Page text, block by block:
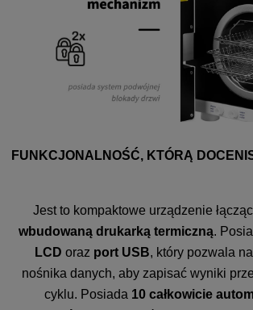
FUNKCJONALNOŚĆ, KTÓRĄ
Jest to kompaktowe urządzenie
wbudowaną drukarką termiczną.
LCD oraz port USB, który pozwala
nośnika danych, aby zapisać wyniki
cyklu. Posiada 10 całkowicie